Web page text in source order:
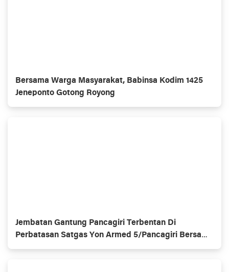
Bersama Warga Masyarakat, Babinsa Kodim 1425
Jeneponto Gotong Royong
Jembatan Gantung Pancagiri Terbentan Di
Perbatasan Satgas Yon Armed 5/Pancagiri Bersama
Vertikal Rescue Dan PT MA/BDRMS